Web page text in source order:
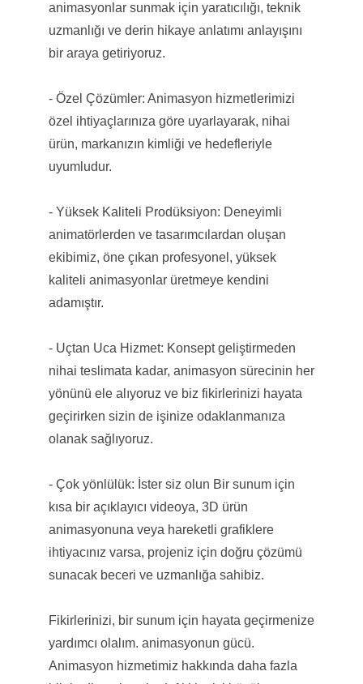
animasyonlar sunmak için yaratıcılığı, teknik
uzmanlığı ve derin hikaye anlatımı anlayışını
bir araya getiriyoruz.
- Özel Çözümler: Animasyon hizmetlerimizi
özel ihtiyaçlarınıza göre uyarlayarak, nihai
ürün, markanızın kimliği ve hedefleriyle
uyumludur.
- Yüksek Kaliteli Prodüksiyon: Deneyimli
animatörlerden ve tasarımcılardan oluşan
ekibimiz, öne çıkan profesyonel, yüksek
kaliteli animasyonlar üretmeye kendini
adamıştır.
- Uçtan Uca Hizmet: Konsept geliştirmeden
nihai teslimata kadar, animasyon sürecinin her
yönünü ele alıyoruz ve biz fikirlerinizi hayata
geçirirken sizin de işinize odaklanmanıza
olanak sağlıyoruz.
- Çok yönlülük: İster siz olun Bir sunum için
kısa bir açıklayıcı videoya, 3D ürün
animasyonuna veya hareketli grafiklere
ihtiyacınız varsa, projeniz için doğru çözümü
sunacak beceri ve uzmanlığa sahibiz.
Fikirlerinizi, bir sunum için hayata geçirmenize
yardımcı olalım. animasyonun gücü.
Animasyon hizmetimiz hakkında daha fazla